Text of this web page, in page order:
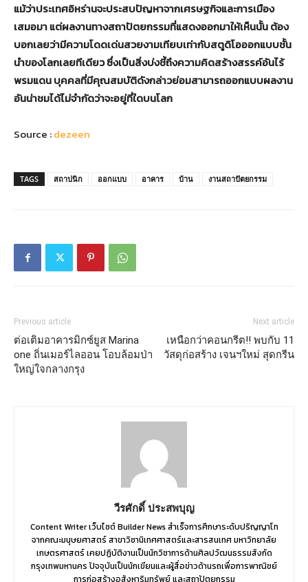
แม้ว่าประเทศอิหร่านจะประสบปัญหาจากเศรษฐกิจและการเมือง
เสมอมา แต่ผลงานทางสถาปัตยกรรมที่แสดงออกมาให้เห็นนั้น ต้อง
บอกเลยว่ามีความโดดเด่นสวยงามเทียบเท่ากับสตูดิโอออกแบบชั้น
นำของโลกเลยทีเดียว ซึ่งเป็นสิ่งบ่งชี้ถึงความคิดสร้างสรรค์อันไร้
พรมแดน บุคคลที่มีคุณสมบัติดังกล่าวย่อมสามารถออกแบบผลงาน
อันน่าชมได้ไม่จำกัดว่าจะอยู่ที่ใดบนโลก
Source :dezeen
TAGS สถาปนิก ออกแบบ อาคาร บ้าน งานสถาปัตยกรรม
Previous article
ต่อเติมอาคารมิกซ์ยูส Marina
one ถิ่นเมอร์ไลออน โอบล้อมป่า
ใหญ่ใจกลางกรุง
Next article
เหนือกว่าคอนกรีต!! พบกับ 11
วัสดุก่อสร้าง เจนฯใหม่ สุดกรีน
วีรศักดิ์ ประสพบุญ
Content Writer เว็บไซต์ Builder News สำเร็จการศึกษาระดับปริญญาโท
จากคณะมนุษยศาสตร์ สาขาวิชานิเทศศาสตร์และสารสนเทศ มหาวิทยาลัย
เกษตรศาสตร์ เคยปฏิบัติงานเป็นนักวิชาการด้านศิลปวัฒนธรรมสังกัด
กรุงเทพมหานคร ปัจจุบันเป็นนักเขียนและผู้สื่อข่าวด้านรถเพื่อการพาณิชย์
การก่อสร้างอสังหาริมทรัพย์ และสถาปัตยกรรม